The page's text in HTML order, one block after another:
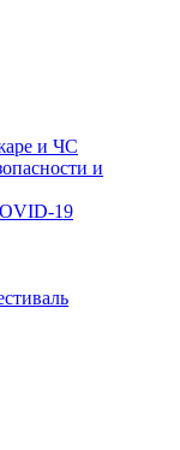
и ЧС
и
19